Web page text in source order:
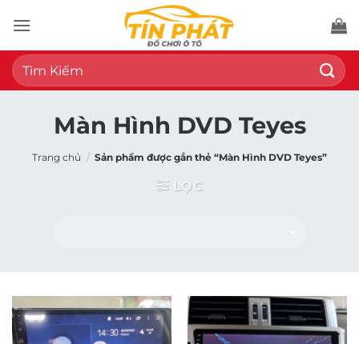
qua
nội
dung
Tìm
kiếm:
Màn Hình DVD Teyes
Trang chủ / Sản phẩm được gắn thẻ “Màn Hình DVD Teyes”
LỌC